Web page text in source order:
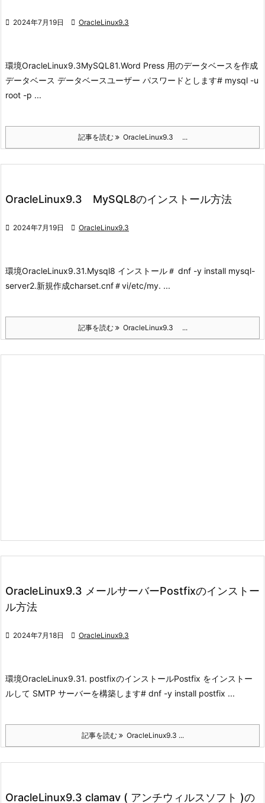
 2024年7月19日  OracleLinux9.3
環境OracleLinux9.3MySQL81.Word Press 用のデータベースを作成
データベース データベースユーザー パスワードとします# mysql -u
root -p ...
記事を読む OracleLinux9.3 ...
OracleLinux9.3 MySQL8のインストール方法
 2024年7月19日  OracleLinux9.3
環境OracleLinux9.31.Mysql8 インストール＃ dnf -y install mysql-
server2.新規作成charset.cnf＃vi/etc/my. ...
記事を読む OracleLinux9.3 ...
OracleLinux9.3 メールサーバーPostfixのインストー
ル方法
 2024年7月18日  OracleLinux9.3
環境OracleLinux9.31. postfixのインストールPostfix をインストー
ルして SMTP サーバーを構築します# dnf -y install postfix ...
記事を読む OracleLinux9.3 ...
OracleLinux9.3 clamav ( アンチウィルスソフト )の